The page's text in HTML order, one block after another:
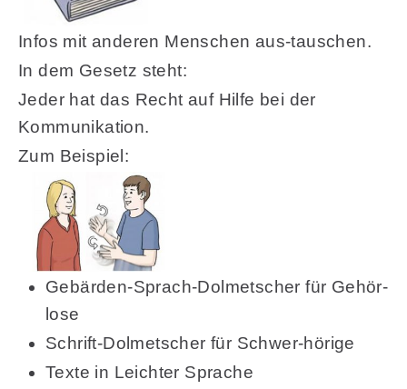
Infos mit anderen Menschen aus-tauschen.
In dem Gesetz steht:
Jeder hat das Recht auf Hilfe bei der
Kommunikation.
Zum Beispiel:
Gebärden-Sprach-Dolmetscher für Gehör-
lose
Schrift-Dolmetscher für Schwer-hörige
Texte in Leichter Sprache